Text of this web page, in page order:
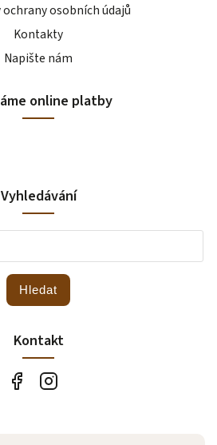
osobních údajů
Kontakty
Napište nám
online platby
Vyhledávání
Hledat
Kontakt